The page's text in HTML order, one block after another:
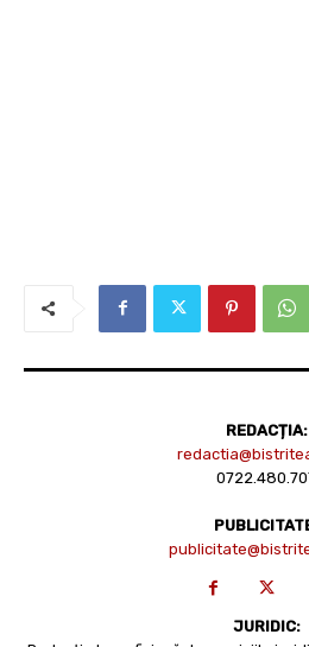
REDACȚIA:
JURIDIC: